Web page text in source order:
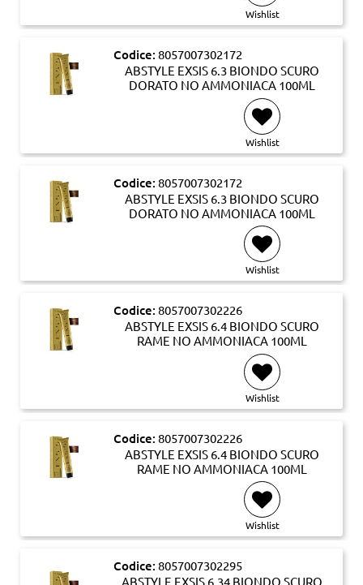
Wishlist
Codice: 8057007302172
ABSTYLE EXSIS 6.3 BIONDO SCURO
DORATO NO AMMONIACA 100ML
Wishlist
Codice: 8057007302172
ABSTYLE EXSIS 6.3 BIONDO SCURO
DORATO NO AMMONIACA 100ML
Wishlist
Codice: 8057007302226
ABSTYLE EXSIS 6.4 BIONDO SCURO
RAME NO AMMONIACA 100ML
Wishlist
Codice: 8057007302226
ABSTYLE EXSIS 6.4 BIONDO SCURO
RAME NO AMMONIACA 100ML
Wishlist
Codice: 8057007302295
ABSTYLE EXSIS 6.34 BIONDO SCURO